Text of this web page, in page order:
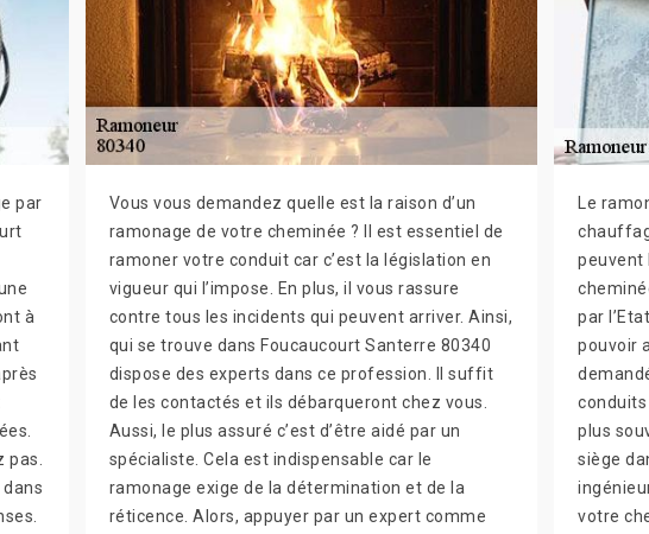
par
à
Vous vous demandez quelle est la raison d’un
ramonage de votre cheminée ? Il est essentiel de
ramoner votre conduit car c’est la législation en
vigueur qui l’impose. En plus, il vous rassure
contre tous les incidents qui peuvent arriver. Ainsi,
qui se trouve dans Foucaucourt Santerre 80340
dispose des experts dans ce profession. Il suffit
de les contactés et ils débarqueront chez vous.
Aussi, le plus assuré c’est d’être aidé par un
spécialiste. Cela est indispensable car le
ramonage exige de la détermination et de la
réticence. Alors, appuyer par un expert comme
Le
peuvent
par
pouvoir
plus
siège
votre